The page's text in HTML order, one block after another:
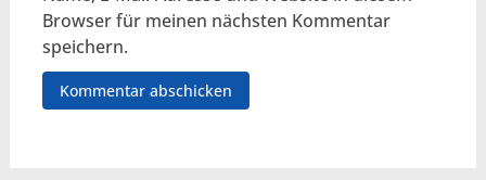
Browser für meinen nächsten Kommentar
speichern.